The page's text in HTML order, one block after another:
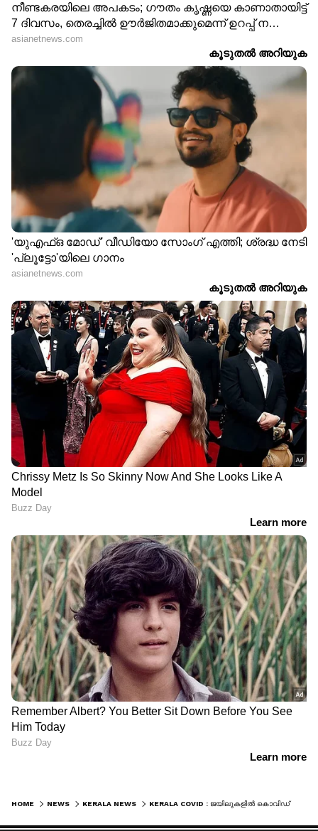
HOME NEWS KERALA NEWS